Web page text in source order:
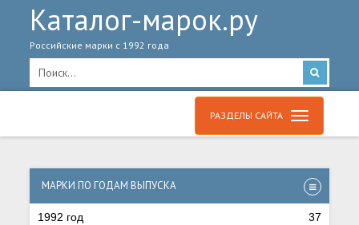
Каталог-марок.ру
Российские марки с 1992 года
РАЗДЕЛЫ САЙТА
МАРКИ ПО ГОДАМ ВЫПУСКА
1992 год 37